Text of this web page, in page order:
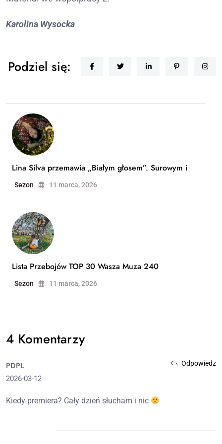
Karolina Wysocka
Podziel się:
Lina Silva przemawia „Białym głosem”. Surowym i
Sezon 11 marca, 2026
Lista Przebojów TOP 30 Wasza Muza 240
Sezon 11 marca, 2026
4 Komentarzy
PDPL
2026-03-12
Odpowiedz
Kiedy premiera? Cały dzień słucham i nic